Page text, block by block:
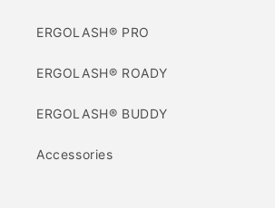
ERGOLASH® PRO
ERGOLASH® ROADY
ERGOLASH® BUDDY
Accessories